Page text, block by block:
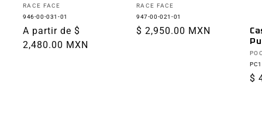
Proveedor:
RACE FACE
946-00-031-01
Precio
habitual
A partir de $
2,480.00 MXN
Proveedor:
RACE FACE
947-00-021-01
Precio
$ 2,950.00 MXN
$